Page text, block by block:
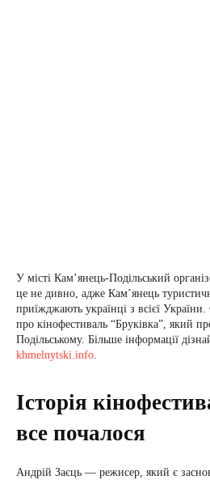
У місті Кам’янець-Подільський
це не дивно, адже Кам’янець
приїжджають українці з всієї
про кінофестиваль “Бруківка”, який
Подільському. Більше інформації
khmelnytski.info.
Історія
все почалося
Андрій Заєць — режисер, який є